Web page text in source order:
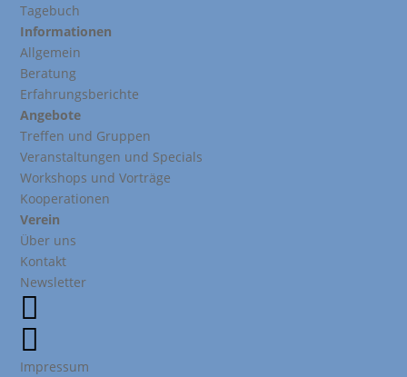
Tagebuch
Informationen
Allgemein
Beratung
Erfahrungsberichte
Angebote
Treffen und Gruppen
Veranstaltungen und Specials
Workshops und Vorträge
Kooperationen
Verein
Über uns
Kontakt
Newsletter


Impressum